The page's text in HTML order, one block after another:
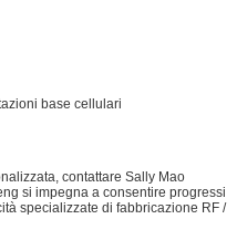
base cellulari
contattare Sally Mao
si impegna a consentire progressi
specializzate di fabbricazione RF /